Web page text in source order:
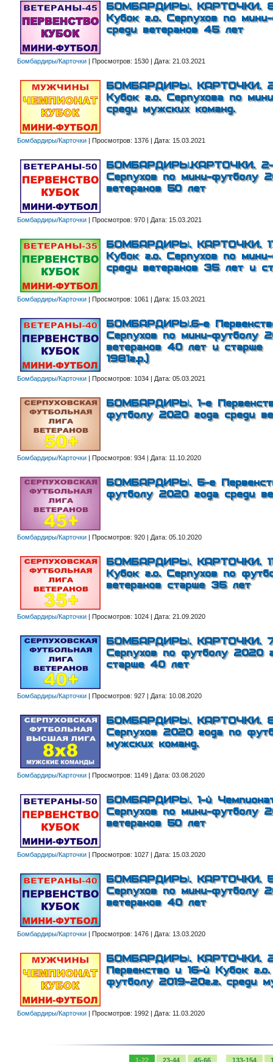
БОМБАРДИРЫ. КАРТОЧКИ.
Кубок г.о. Серпухов по
среди ветеранов 45 лет
Бомбардиры/Карточки Просмотров: 1530 Дата: 21.03.2021
БОМБАРДИРЫ. КАРТОЧКИ.
Кубок г.о. Серпухова по
среди мужских команд.
Бомбардиры/Карточки Просмотров: 1376 Дата: 15.03.2021
БОМБАРДИРЫ.КАРТОЧКИ. 2-
Серпухов по мини-футболу
ветеранов 50 лет
Бомбардиры/Карточки Просмотров: 970 Дата: 15.03.2021
БОМБАРДИРЫ. КАРТОЧКИ.
Кубок г.о. Серпухов по
среди ветеранов 35 лет и
Бомбардиры/Карточки Просмотров: 1061 Дата: 15.03.2021
БОМБАРДИРЫ.6-е
Серпухов по мини-футболу
ветеранов 40 лет и старше
1981г.р.)
Бомбардиры/Карточки Просмотров: 1034 Дата: 05.03.2021
БОМБАРДИРЫ. 1-е
футболу 2020 года среди
Бомбардиры/Карточки Просмотров: 934 Дата: 11.10.2020
БОМБАРДИРЫ. 5-е
футболу 2020 года среди
Бомбардиры/Карточки Просмотров: 920 Дата: 05.10.2020
БОМБАРДИРЫ. КАРТОЧКИ.
Кубок г.о. Серпухов по
ветеранов старше 35 лет
Бомбардиры/Карточки Просмотров: 1024 Дата: 21.09.2020
БОМБАРДИРЫ. КАРТОЧКИ. 7-
Серпухов по футболу 2020
старше 40 лет
Бомбардиры/Карточки Просмотров: 927 Дата: 10.08.2020
БОМБАРДИРЫ. КАРТОЧКИ. 8-
Серпухов 2020 года по
мужских команд.
Бомбардиры/Карточки Просмотров: 1149 Дата: 03.08.2020
БОМБАРДИРЫ. 1-й
Серпухов по мини-футболу
ветеранов 50 лет
Бомбардиры/Карточки Просмотров: 1027 Дата: 15.03.2020
БОМБАРДИРЫ. КАРТОЧКИ. 5
Серпухов по мини-футболу
ветеранов 40 лет
Бомбардиры/Карточки Просмотров: 1476 Дата: 13.03.2020
БОМБАРДИРЫ. КАРТОЧКИ.
Первенство и 16-й Кубок
футболу 2019-20г.г. среди
Бомбардиры/Карточки Просмотров: 1992 Дата: 11.03.2020
1-22 23-44 45-66 133-154